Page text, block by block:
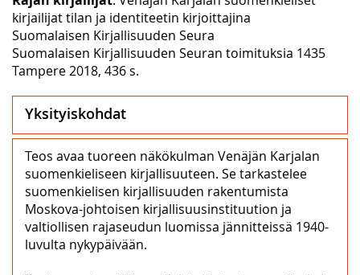
kirjailijat tilan ja identiteetin kirjoittajina
Suomalaisen Kirjallisuuden Seura
Suomalaisen Kirjallisuuden Seuran toimituksia 1435
Tampere 2018, 436 s.
Yksityiskohdat
Teos avaa tuoreen näkökulman Venäjän Karjalan
suomenkieliseen kirjallisuuteen. Se tarkastelee
suomenkielisen kirjallisuuden rakentumista
Moskova-johtoisen kirjallisuusinstituution ja
valtiollisen rajaseudun luomissa jännitteissä 1940-
luvulta nykypäivään.